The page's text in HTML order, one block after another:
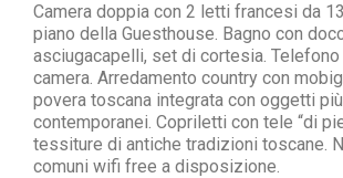
Camera doppia con 2 letti francesi da
piano della Guesthouse. Bagno con
asciugacapelli, set di cortesia.
camera. Arredamento country con
povera toscana integrata con oggetti più
contemporanei. Copriletti con tele “di
tessiture di antiche tradizioni toscane.
comuni wifi free a disposizione.